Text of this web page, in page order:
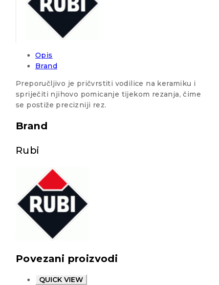
Opis
Brand
Preporučljivo je pričvrstiti vodilice na keramiku i
spriječiti njihovo pomicanje tijekom rezanja, čime
se postiže precizniji rez.
Brand
Rubi
Povezani proizvodi
QUICK VIEW